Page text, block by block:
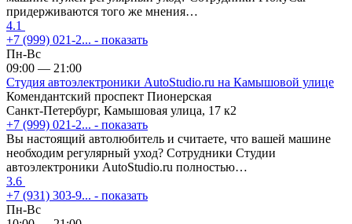
придерживаются того же мнения…
4.1
+7 (999) 021-2... - показать
Пн-Вс
09:00 — 21:00
Студия автоэлектроники AutoStudio.ru на Камышовой улице
Комендантский проспект Пионерская
Санкт-Петербург, Камышовая улица, 17 к2
+7 (999) 021-2... - показать
Вы настоящий автолюбитель и считаете, что вашей машине
необходим регулярный уход? Сотрудники Студии
автоэлектроники AutoStudio.ru полностью…
3.6
+7 (931) 303-9... - показать
Пн-Вс